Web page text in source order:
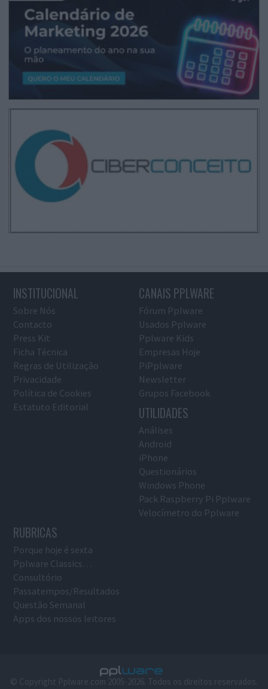
INSTITUCIONAL
Sobre Nós
Contacto
Press Kit
Ficha Técnica
Regras de Utilização
Privacidade
Política de Cookies
Estatuto Editorial
CANAIS PPLWARE
Fórum Pplware
Usados Pplware
Pplware Kids
Empresas Hoje
PiPplware
Newsletter
Grupos Facebook
UTILIDADES
Análises
Android
iPhone
Questionários
Windows Phone
Pack Raspberry Pi Pplware
Velocímetro do Pplware
RUBRICAS
Porque hoje é sexta
Pplware Classics…
Consultório
Passatempos/Resultados
Questão Semanal
Apps dos nossos leitores
© Copyright Pplware.com 2005-2026. Todos os direitos reservados.